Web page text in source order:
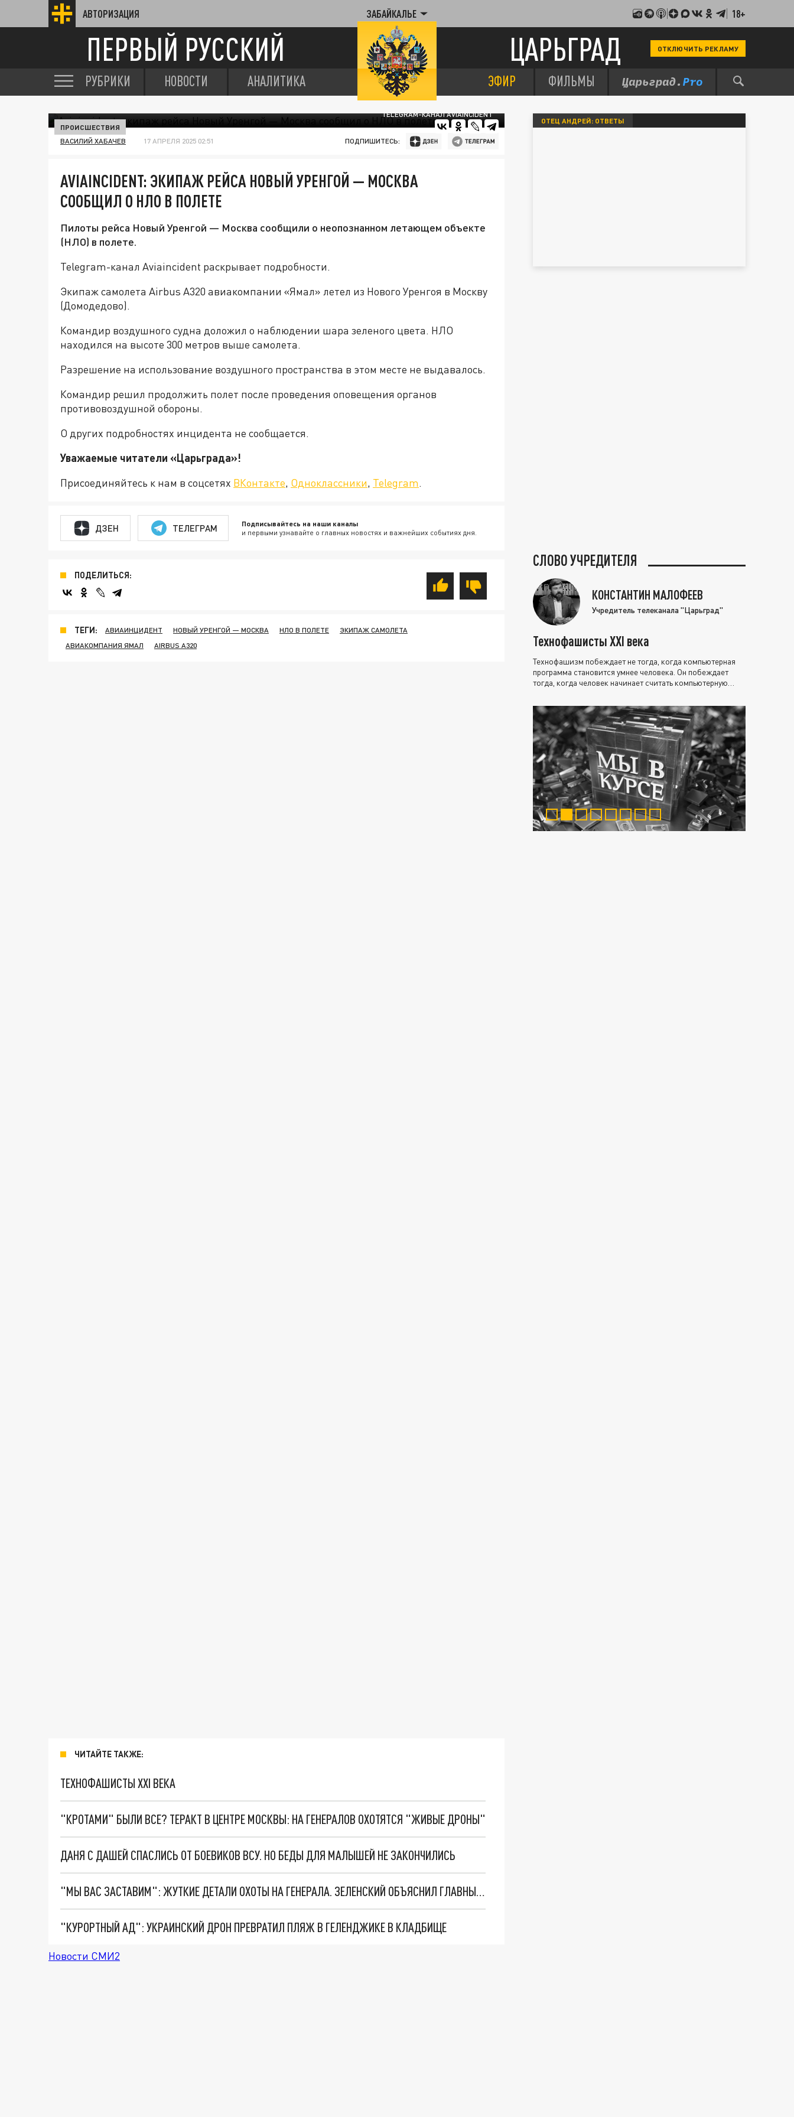
АВТОРИЗАЦИЯ ЗАБАЙКАЛЬЕ 18+
ПЕРВЫЙ РУССКИЙ ЦАРЬГРАД ОТКЛЮЧИТЬ РЕКЛАМУ
РУБРИКИ НОВОСТИ АНАЛИТИКА ЭФИР ФИЛЬМЫ
TELEGRAM-КАНАЛ AVIAINCIDENT
ПРОИСШЕСТВИЯ
ВАСИЛИЙ ХАБАЧЕВ 17 АПРЕЛЯ 2025 02:51 ПОДПИШИТЕСЬ:
AVIAINCIDENT: ЭКИПАЖ РЕЙСА НОВЫЙ УРЕНГОЙ — МОСКВА
СООБЩИЛ О НЛО В ПОЛЕТЕ
Пилоты рейса Новый Уренгой — Москва сообщили о неопознанном летающем объекте
(НЛО) в полете.
Telegram-канал Aviaincident раскрывает подробности.
Экипаж самолета Airbus А320 авиакомпании «Ямал» летел из Нового Уренгоя в Москву
(Домодедово).
Командир воздушного судна доложил о наблюдении шара зеленого цвета. НЛО
находился на высоте 300 метров выше самолета.
Разрешение на использование воздушного пространства в этом месте не выдавалось.
Командир решил продолжить полет после проведения оповещения органов
противовоздушной обороны.
О других подробностях инцидента не сообщается.
Уважаемые читатели «Царьграда»!
Присоединяйтесь к нам в соцсетях ВКонтакте, Одноклассники, Telegram.
ДЗЕН ТЕЛЕГРАМ Подписывайтесь на наши каналы
и первыми узнавайте о главных новостях и важнейших событиях дня.
ПОДЕЛИТЬСЯ:
ТЕГИ: АВИАИНЦИДЕНТ НОВЫЙ УРЕНГОЙ — МОСКВА НЛО В ПОЛЕТЕ
ЭКИПАЖ САМОЛЕТА
АВИАКОМПАНИЯ ЯМАЛ
AIRBUS A320
ЧИТАЙТЕ ТАКЖЕ:
ТЕХНОФАШИСТЫ XXI ВЕКА
"КРОТАМИ" БЫЛИ ВСЕ? ТЕРАКТ В ЦЕНТРЕ МОСКВЫ: НА ГЕНЕРАЛОВ ОХОТЯТСЯ "ЖИВЫЕ ДРОНЫ"
ДАНЯ С ДАШЕЙ СПАСЛИСЬ ОТ БОЕВИКОВ ВСУ. НО БЕДЫ ДЛЯ МАЛЫШЕЙ НЕ ЗАКОНЧИЛИСЬ
"МЫ ВАС ЗАСТАВИМ": ЖУТКИЕ ДЕТАЛИ ОХОТЫ НА ГЕНЕРАЛА. ЗЕЛЕНСКИЙ ОБЪЯСНИЛ ГЛАВНЫЙ СМЫСЛ ТЕРАКТА В ЦЕНТРЕ МОСКВЫ
"КУРОРТНЫЙ АД": УКРАИНСКИЙ ДРОН ПРЕВРАТИЛ ПЛЯЖ В ГЕЛЕНДЖИКЕ В КЛАДБИЩЕ
Новости СМИ2
ОТЕЦ АНДРЕЙ: ОТВЕТЫ
СЛОВО УЧРЕДИТЕЛЯ
КОНСТАНТИН МАЛОФЕЕВ
Учредитель телеканала "Царьград"
Технофашисты XXI века
Технофашизм побеждает не тогда, когда компьютерная
программа становится умнее человека. Он побеждает
тогда, когда человек начинает считать компьютерную